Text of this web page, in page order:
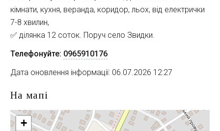
кімнати, кухня, веранда, коридор, льох, від електрички
7-8 хвилин,
✅ ділянка 12 соток. Поруч село Звидки.
Телефонуйте: 0965910176
Дата оновлення інформації: 06.07.2026 12:27
На мапі
+